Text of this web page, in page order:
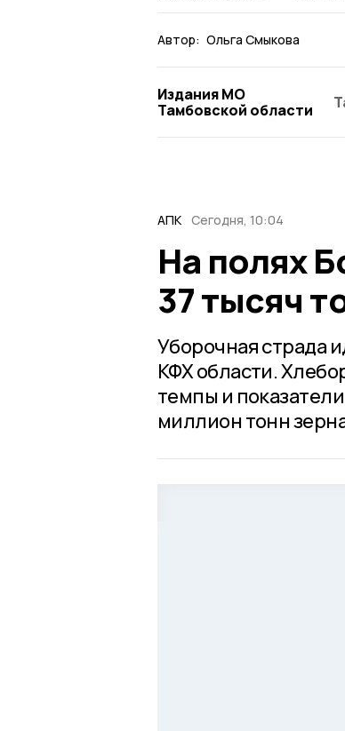
Автор: Ольга Смыкова
Издания МО
Тамбовской области
АПК Сегодня, 10:04
На полях
37 тысяч
Уборочная страда
КФХ области.
темпы и
миллион тонн